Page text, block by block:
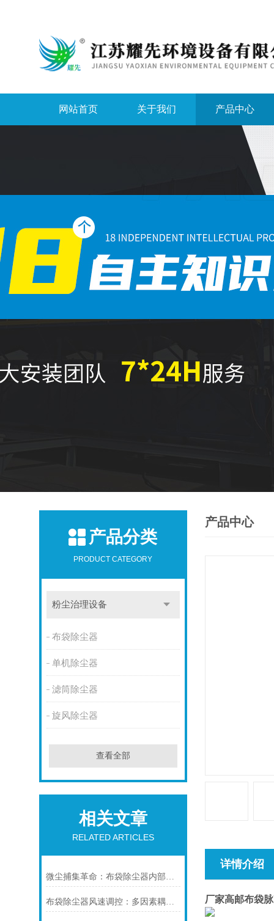
网站首页 关于我们 产品中心
产品分类
PRODUCT CATEGORY
粉尘治理设备
布袋除尘器
单机除尘器
滤筒除尘器
旋风除尘器
查看全部
相关文章
RELATED ARTICLES
微尘捕集革命：布袋除尘器内部结构全解析与模块化创新
布袋除尘器风速调控：多因素耦合下的效率优化密码
产品中心
详情介绍
厂家高邮布袋